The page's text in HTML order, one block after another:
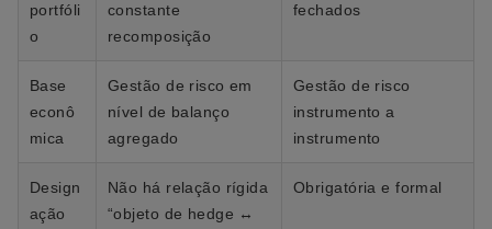
portfóli
o
constante
recomposição
fechados
Base
econô
mica
Gestão de risco em
nível de balanço
agregado
Gestão de risco
instrumento a
instrumento
Design
ação
Não há relação rígida
“objeto de hedge ↔
Obrigatória e formal